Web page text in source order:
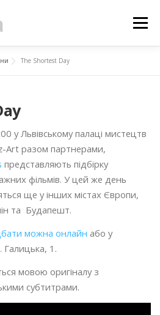
Меню
ПОСЛУГИ
The Shortest Day
у Львівському палаці мистецтв
Art разом партнерами,
представляють підбірку
фільмів. У цей же день
ще у інших містах Європи,
та Будапешт.
можна онлайн або у
Галицька, 1.
мовою оригіналу з
субтитрами.